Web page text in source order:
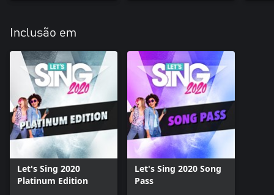
Inclusão em
Let's Sing 2020
Platinum Edition
Let's Sing 2020 Song
Pass